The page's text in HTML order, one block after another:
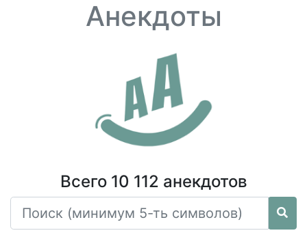
Анекдоты
Всего 10 112 анекдотов